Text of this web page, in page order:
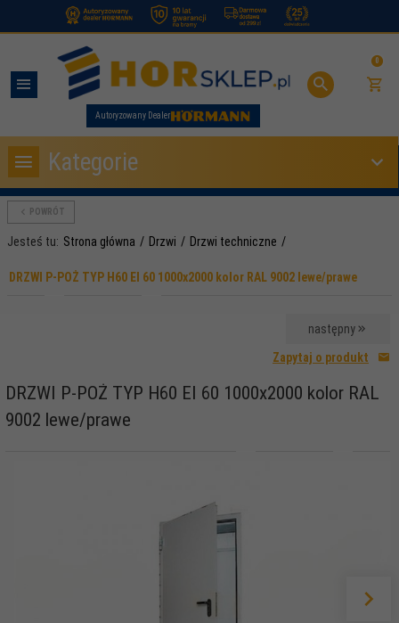
Autoryzowany Dealer
0
Kategorie
POWRÓT
Jesteś tu: Strona główna Drzwi Drzwi techniczne
DRZWI P-POŻ TYP H60 EI 60 1000x2000 kolor RAL 9002 lewe/prawe
następny
Zapytaj o produkt
DRZWI P-POŻ TYP H60 EI 60 1000x2000 kolor RAL
9002 lewe/prawe